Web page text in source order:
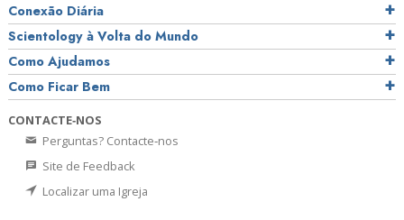
Conexão Diária
Scientology à Volta do Mundo
Como Ajudamos
Como Ficar Bem
CONTACTE‑NOS
Perguntas? Contacte‑nos
Site de Feedback
Localizar uma Igreja